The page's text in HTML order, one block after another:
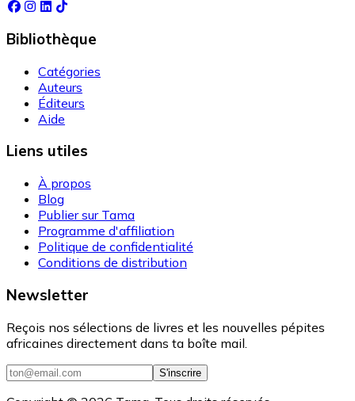
Bibliothèque
Catégories
Auteurs
Éditeurs
Aide
Liens utiles
À propos
Blog
Publier sur Tama
Programme d'affiliation
Politique de confidentialité
Conditions de distribution
Newsletter
Reçois nos sélections de livres et les nouvelles pépites
africaines directement dans ta boîte mail.
S'inscrire